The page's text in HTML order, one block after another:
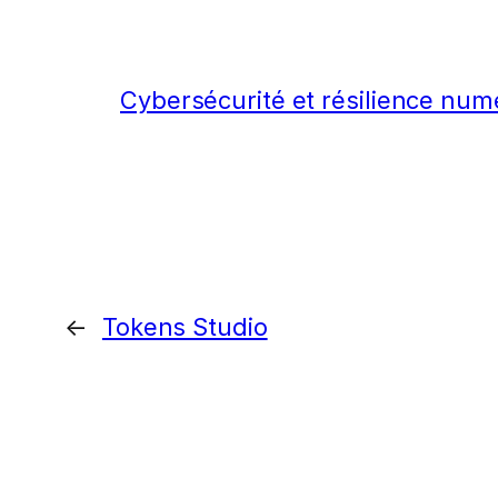
Cybersécurité et résilience
← Tokens Studio